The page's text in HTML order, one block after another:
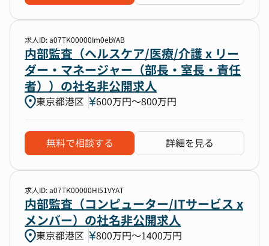
求人ID: a07TK00000Im0ebYAB
内部監査（ヘルスケア/医療/介護 x リー
ダー・マネージャー（部長・室長・責任
者））の社名非公開求人
東京都港区 600万円〜800万円
無料で相談する 詳細を見る
求人ID: a07TK00000HI51VYAT
内部監査（コンピューター/ITサービス x
メンバー）の社名非公開求人
東京都港区 800万円〜1400万円